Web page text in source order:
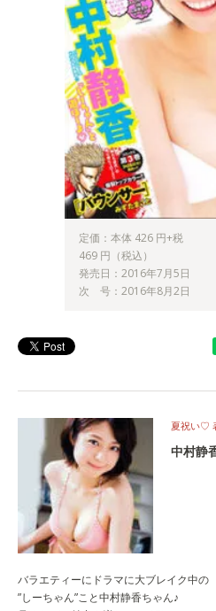
定価：本体 426 円+税
469 円（税込）
発売日：2016年7月5日
次 号：2016年8月2日
夏祝い♡
中村静
バラエティーにドラマに大ブレイク中の
”しーちゃん”こと中村静香ちゃん♪